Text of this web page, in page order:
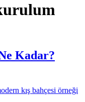
Kadar?